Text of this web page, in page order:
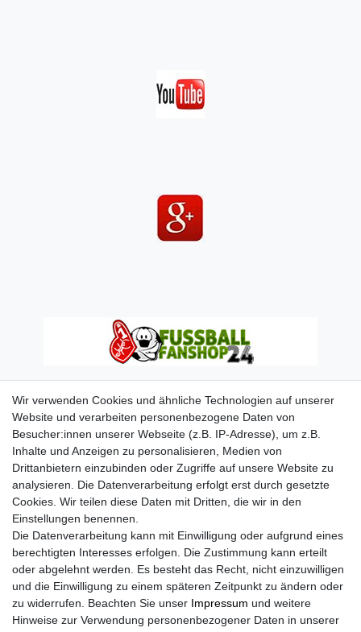
Wir verwenden Cookies und ähnliche Technologien auf unserer
Website und verarbeiten personenbezogene Daten von
Besucher:innen unserer Webseite (z.B. IP-Adresse), um z.B.
Inhalte und Anzeigen zu personalisieren, Medien von
Drittanbietern einzubinden oder Zugriffe auf unsere Website zu
analysieren. Die Datenverarbeitung erfolgt erst durch gesetzte
Cookies. Wir teilen diese Daten mit Dritten, die wir in den
Einstellungen benennen.
Die Datenverarbeitung kann mit Einwilligung oder aufgrund eines
berechtigten Interesses erfolgen. Die Zustimmung kann erteilt
oder abgelehnt werden. Es besteht das Recht, nicht einzuwilligen
und die Einwilligung zu einem späteren Zeitpunkt zu ändern oder
zu widerrufen. Beachten Sie unser Impressum und weitere
Hinweise zur Verwendung personenbezogener Daten in unserer